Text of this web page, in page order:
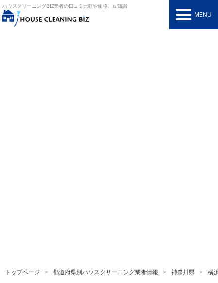
ハウスクリーニングBIZ業者の口コミ比較や価格、豆知識
MENU
トップページ 都道府県別ハウスクリーニング業者情報 神奈川県 横